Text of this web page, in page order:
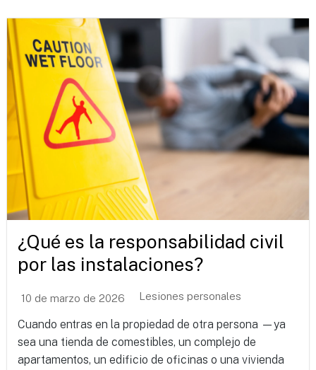
¿Qué es la responsabilidad civil
por las instalaciones?
10 de marzo de 2026 Lesiones personales
Cuando entras en la propiedad de otra persona —ya
sea una tienda de comestibles, un complejo de
apartamentos, un edificio de oficinas o una vivienda